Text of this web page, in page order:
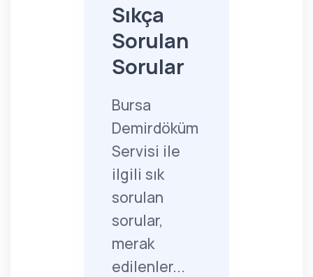
Sıkça
Sorulan
Sorular
Bursa
Demirdöküm
Servisi ile
ilgili sık
sorulan
sorular,
merak
edilenler...